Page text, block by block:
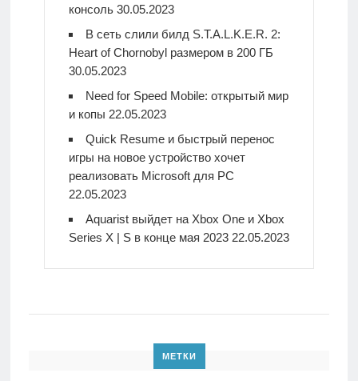
консоль 30.05.2023
В сеть слили билд S.T.A.L.K.E.R. 2:
Heart of Chornobyl размером в 200 ГБ
30.05.2023
Need for Speed Mobile: открытый мир
и копы 22.05.2023
Quick Resume и быстрый перенос
игры на новое устройство хочет
реализовать Microsoft для PC
22.05.2023
Aquarist выйдет на Xbox One и Xbox
Series X | S в конце мая 2023 22.05.2023
МЕТКИ